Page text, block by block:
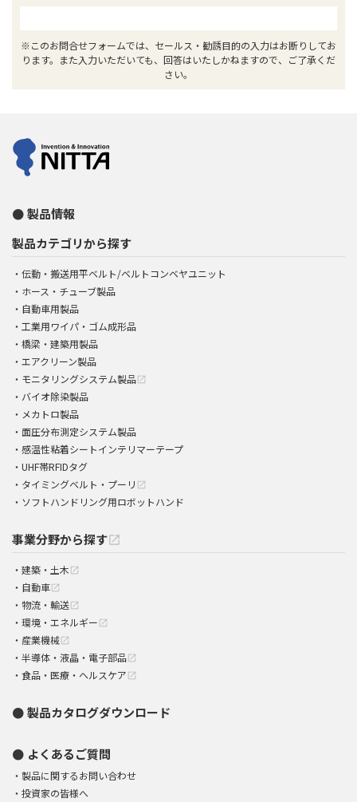
※このお問合せフォームでは、セールス・勧誘目的の入力はお断りしてお
ります。また入力いただいても、回答はいたしかねますので、ご了承くだ
さい。
製品情報
製品カテゴリから探す
伝動・搬送用平ベルト/ベルトコンベヤユニット
ホース・チューブ製品
自動車用製品
工業用ワイパ・ゴム成形品
橋梁・建築用製品
エアクリーン製品
モニタリングシステム製品 open_in_new
バイオ除染製品
メカトロ製品
面圧分布測定システム製品
感温性粘着シートインテリマーテープ
UHF帯RFIDタグ
タイミングベルト・プーリ open_in_new
ソフトハンドリング用ロボットハンド
事業分野から探すopen_in_new
建築・土木 open_in_new
自動車 open_in_new
物流・輸送 open_in_new
環境・エネルギー open_in_new
産業機械 open_in_new
半導体・液晶・電子部品 open_in_new
食品・医療・ヘルスケア open_in_new
製品カタログダウンロード
よくあるご質問
製品に関するお問い合わせ
投資家の皆様へ